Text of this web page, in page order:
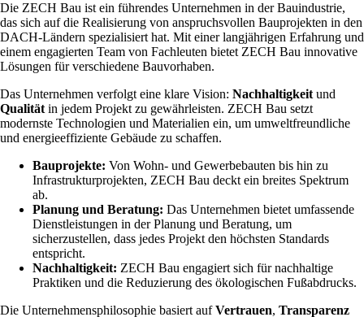
Die ZECH Bau ist ein führendes Unternehmen in der Bauindustrie,
das sich auf die Realisierung von anspruchsvollen Bauprojekten in den
DACH-Ländern spezialisiert hat. Mit einer langjährigen Erfahrung und
einem engagierten Team von Fachleuten bietet ZECH Bau innovative
Lösungen für verschiedene Bauvorhaben.
Das Unternehmen verfolgt eine klare Vision: Nachhaltigkeit und
Qualität in jedem Projekt zu gewährleisten. ZECH Bau setzt
modernste Technologien und Materialien ein, um umweltfreundliche
und energieeffiziente Gebäude zu schaffen.
Bauprojekte: Von Wohn- und Gewerbebauten bis hin zu
Infrastrukturprojekten, ZECH Bau deckt ein breites Spektrum
ab.
Planung und Beratung: Das Unternehmen bietet umfassende
Dienstleistungen in der Planung und Beratung, um
sicherzustellen, dass jedes Projekt den höchsten Standards
entspricht.
Nachhaltigkeit: ZECH Bau engagiert sich für nachhaltige
Praktiken und die Reduzierung des ökologischen Fußabdrucks.
Die Unternehmensphilosophie basiert aufVertrauen, Transparenz